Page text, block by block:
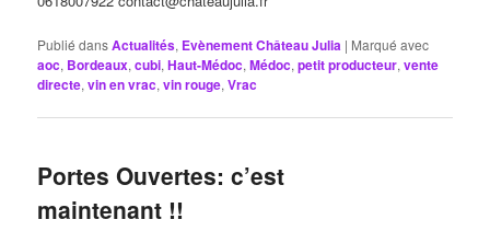
Publié dansActualités, Evènement Château Julia | Marqué avec
aoc, Bordeaux,cubi,Haut-Médoc,Médoc,petit producteur,vente
directe,vin en vrac,vin rouge,Vrac
Portes Ouvertes: c’est
maintenant !!